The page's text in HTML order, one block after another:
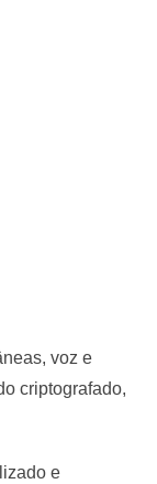
voz e
criptografado,
e